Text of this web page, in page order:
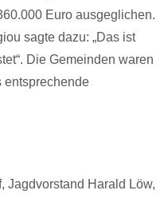
Euro ausgeglichen.
sagte dazu: „Das ist
Die Gemeinden waren
entsprechende
Jagdvorstand Harald Löw,